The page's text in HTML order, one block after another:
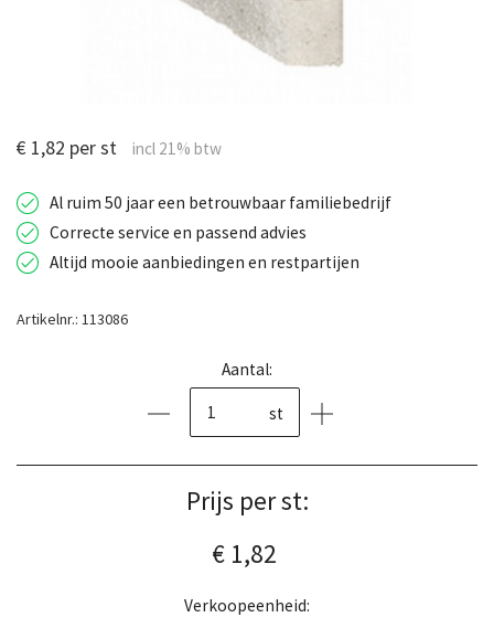
€ 1,82 per st
Al ruim 50 jaar een betrouwbaar familiebedrijf
Correcte service en passend advies
Altijd mooie aanbiedingen en restpartijen
Artikelnr.: 113086
Aantal:
st
Prijs per st:
€ 1,82
Verkoopeenheid: